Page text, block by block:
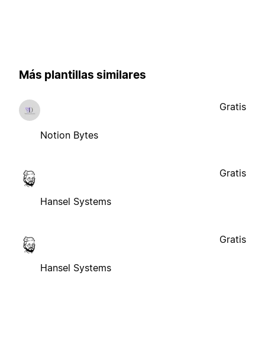
Más plantillas similares
Notion Bytes
Gratis
Hansel Systems
Gratis
Hansel Systems
Gratis